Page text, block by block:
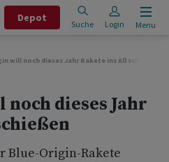
Depot
Suche Login Menu
will noch dieses Jahr Rakete ins All schießen
dieses Jahr
Blue-Origin-Rakete